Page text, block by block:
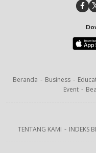
Beranda Business
Event
TENTANG KAMI INDEKS